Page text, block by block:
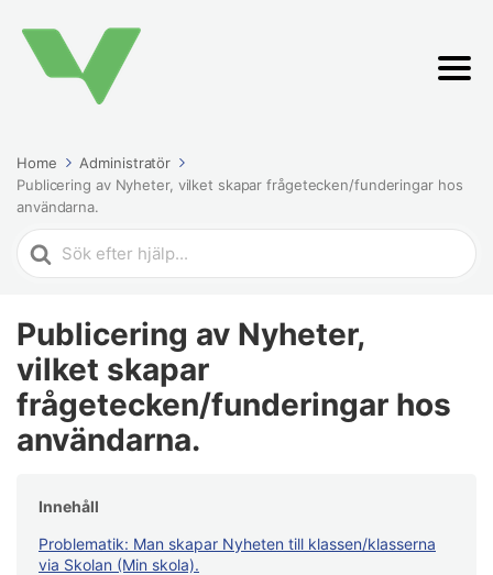
Home
Administratör
Publicering av Nyheter, vilket skapar frågetecken/funderingar hos
användarna.
Search
For
Publicering av Nyheter,
vilket skapar
frågetecken/funderingar hos
användarna.
Innehåll
Problematik: Man skapar Nyheten till klassen/klasserna
via Skolan (Min skola).